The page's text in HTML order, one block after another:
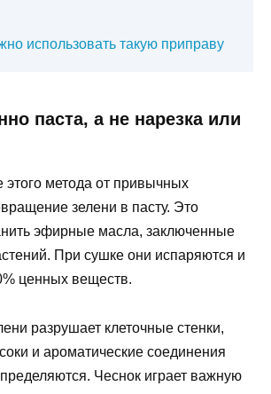
использовать такую приправу
паста, а не нарезка или
этого метода от привычных
зелени в пасту. Это
эфирные масла, заключенные
При сушке они испаряются и
ценных веществ.
разрушает клеточные стенки,
и ароматические соединения
Чеснок играет важную